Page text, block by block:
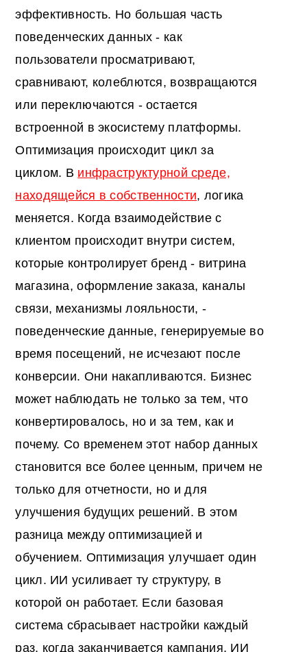
эффективность. Но большая часть
поведенческих данных - как
пользователи просматривают,
сравнивают, колеблются, возвращаются
или переключаются - остается
встроенной в экосистему платформы.
Оптимизация происходит цикл за
циклом. В инфраструктурной среде,
находящейся в собственности, логика
меняется. Когда взаимодействие с
клиентом происходит внутри систем,
которые контролирует бренд - витрина
магазина, оформление заказа, каналы
связи, механизмы лояльности, -
поведенческие данные, генерируемые во
время посещений, не исчезают после
конверсии. Они накапливаются. Бизнес
может наблюдать не только за тем, что
конвертировалось, но и за тем, как и
почему. Со временем этот набор данных
становится все более ценным, причем не
только для отчетности, но и для
улучшения будущих решений. В этом
разница между оптимизацией и
обучением. Оптимизация улучшает один
цикл. ИИ усиливает ту структуру, в
которой он работает. Если базовая
система сбрасывает настройки каждый
раз, когда заканчивается кампания, ИИ